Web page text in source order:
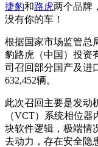
捷豹和路虎两个品牌
没有你的车！
根据国家市场监管总
豹路虎（中国）投资
司召回部分国产及进
632,452辆。
此次召回主要是发动
（VCT）系统相位
块软件逻辑，极端情
去动力，存在安全隐